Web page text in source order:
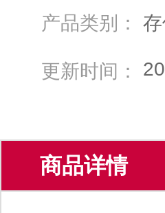
产品类别：
更新时间：
商品详情